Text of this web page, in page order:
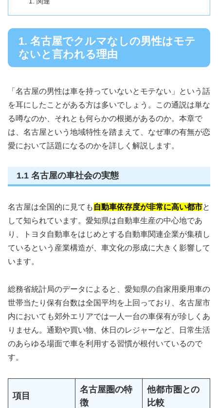
1. 名古屋でクルマなしの男性はモテ
ないと言われる理由
「名古屋の男性は車を持っていないとモテない」という話
を耳にしたことがある方は多いでしょう。この通説は単な
る噂なのか、それとも何らかの根拠があるのか。本章で
は、名古屋という地域特性を踏まえて、なぜ車の有無が恋
愛において話題になるのかを詳しく解説します。
1.1 名古屋の車社会の実態
名古屋は全国的に見ても 自動車依存度が非常に高い都市と
して知られています。愛知県は自動車生産の中心地であ
り、トヨタ自動車をはじめとする自動車関連企業が集積し
ているという産業構造が、車文化の形成に大きく影響して
います。
総務省統計局のデータによると、愛知県の自家用乗用車の
世帯当たり保有台数は全国平均を上回っており、名古屋市
内においても郊外エリアでは一人一台の車保有が珍しくあ
りません。通勤や買い物、休日のレジャーなど、日常生活
のあらゆる場面で車を利用する習慣が根付いているので
す。
項目
名古屋圏の特
徴
他都市圏との
比較